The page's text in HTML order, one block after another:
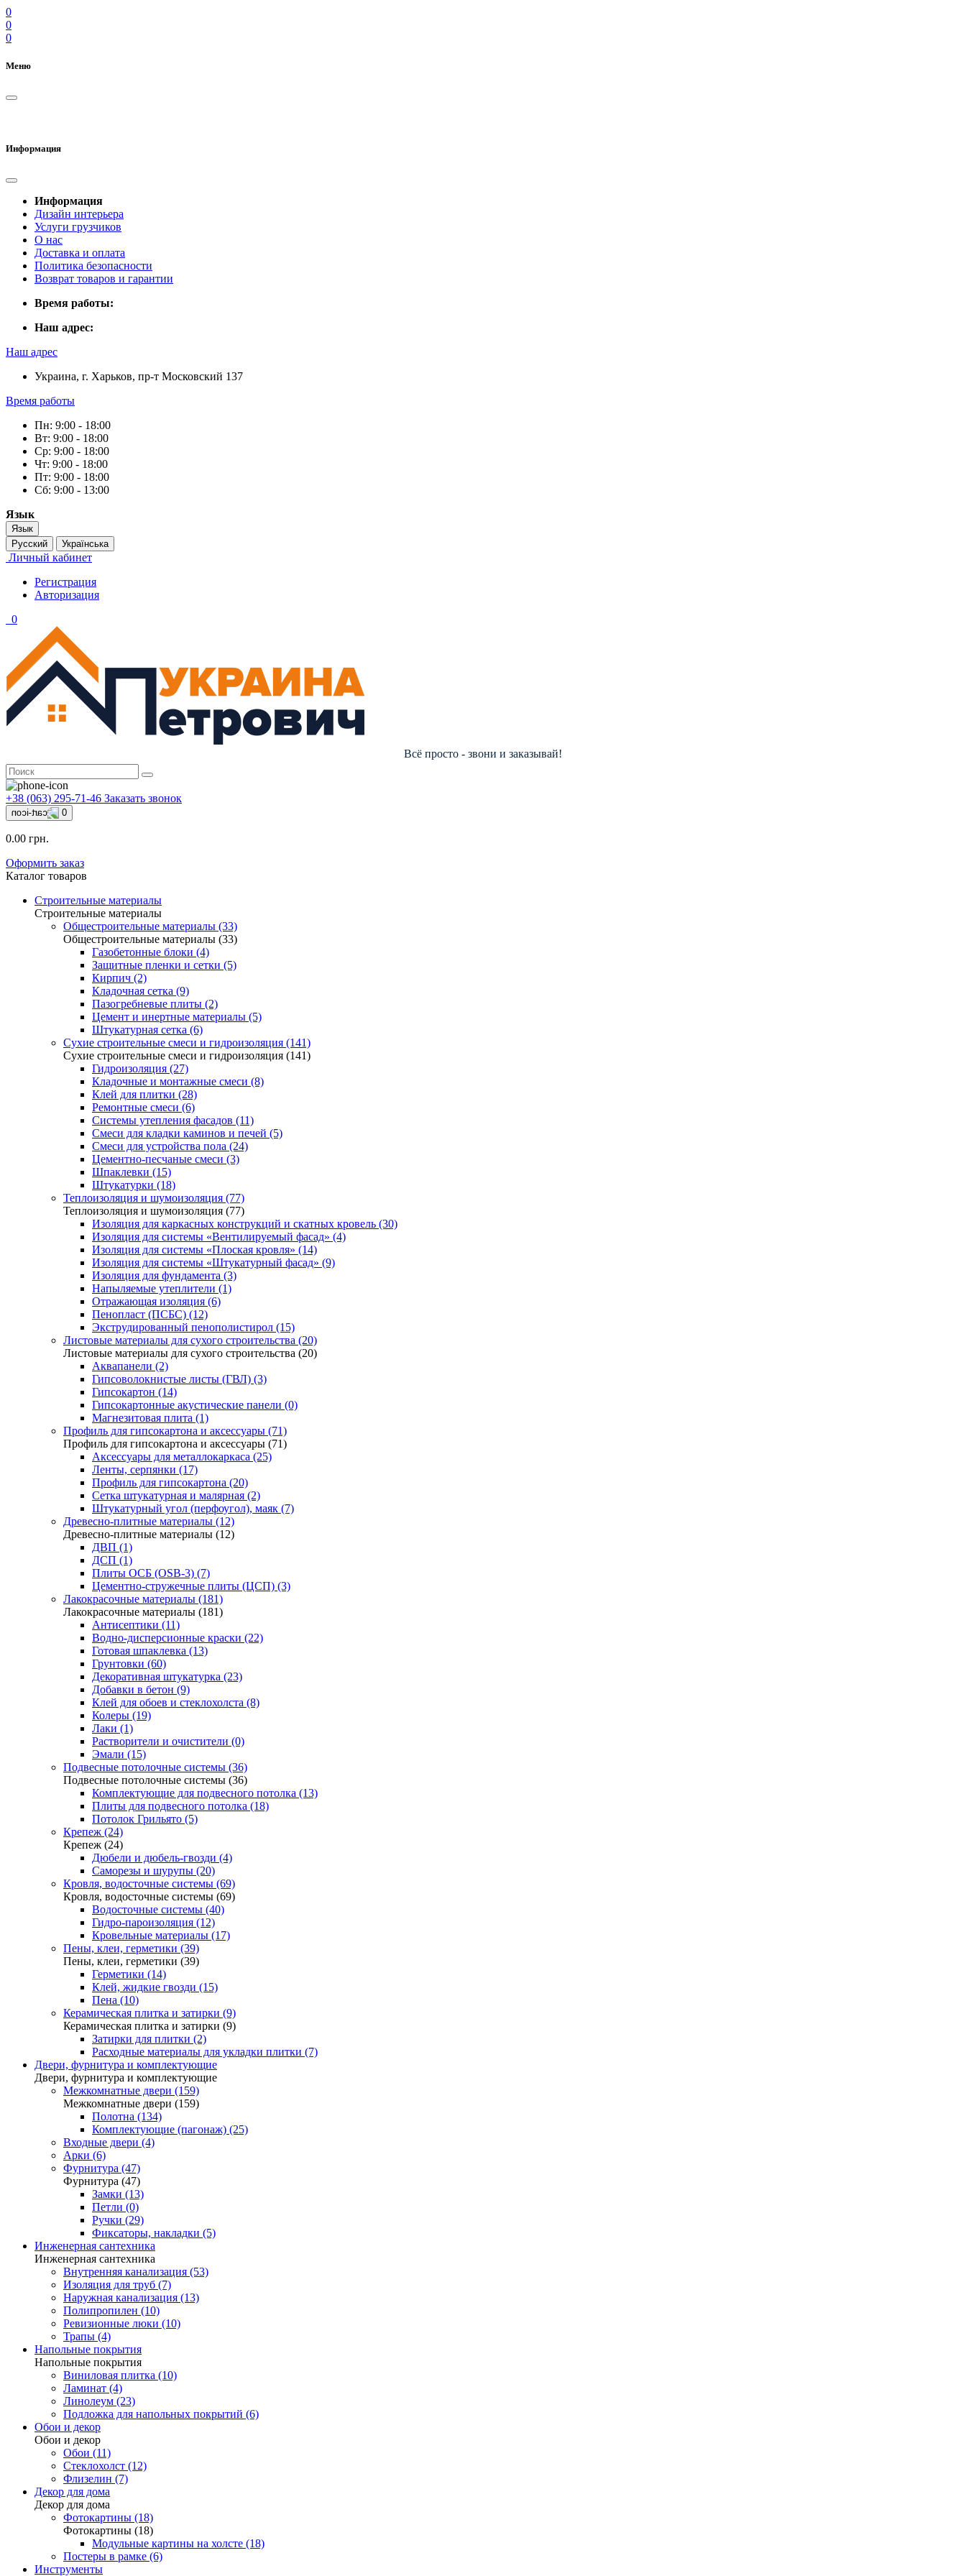
0
0
0
Меню
Информация
Информация
Дизайн интерьера
Услуги грузчиков
О нас
Доставка и оплата
Политика безопасности
Возврат товаров и гарантии
Время работы:
Наш адрес:
Наш адрес
Украина, г. Харьков, пр-т Московский 137
Время работы
Пн: 9:00 - 18:00
Вт: 9:00 - 18:00
Ср: 9:00 - 18:00
Чт: 9:00 - 18:00
Пт: 9:00 - 18:00
Сб: 9:00 - 13:00
Язык
Язык
Русский
Українська
Личный кабинет
Регистрация
Авторизация
0
Всё просто - звони и заказывай!
+38 (063) 295-71-46 Заказать звонок
0
0.00 грн.
Оформить заказ
Каталог товаров
Строительные материалы
Строительные материалы
Общестроительные материалы (33)
Общестроительные материалы (33)
Газобетонные блоки (4)
Защитные пленки и сетки (5)
Кирпич (2)
Кладочная сетка (9)
Пазогребневые плиты (2)
Цемент и инертные материалы (5)
Штукатурная сетка (6)
Сухие строительные смеси и гидроизоляция (141)
Сухие строительные смеси и гидроизоляция (141)
Гидроизоляция (27)
Кладочные и монтажные смеси (8)
Клей для плитки (28)
Ремонтные смеси (6)
Системы утепления фасадов (11)
Смеси для кладки каминов и печей (5)
Смеси для устройства пола (24)
Цементно-песчаные смеси (3)
Шпаклевки (15)
Штукатурки (18)
Теплоизоляция и шумоизоляция (77)
Теплоизоляция и шумоизоляция (77)
Изоляция для каркасных конструкций и скатных кровель (30)
Изоляция для системы «Вентилируемый фасад» (4)
Изоляция для системы «Плоская кровля» (14)
Изоляция для системы «Штукатурный фасад» (9)
Изоляция для фундамента (3)
Напыляемые утеплители (1)
Отражающая изоляция (6)
Пенопласт (ПСБС) (12)
Экструдированный пенополистирол (15)
Листовые материалы для сухого строительства (20)
Листовые материалы для сухого строительства (20)
Аквапанели (2)
Гипсоволокнистые листы (ГВЛ) (3)
Гипсокартон (14)
Гипсокартонные акустические панели (0)
Магнезитовая плита (1)
Профиль для гипсокартона и аксессуары (71)
Профиль для гипсокартона и аксессуары (71)
Аксессуары для металлокаркаса (25)
Ленты, серпянки (17)
Профиль для гипсокартона (20)
Сетка штукатурная и малярная (2)
Штукатурный угол (перфоугол), маяк (7)
Древесно-плитные материалы (12)
Древесно-плитные материалы (12)
ДВП (1)
ДСП (1)
Плиты ОСБ (OSB-3) (7)
Цементно-стружечные плиты (ЦСП) (3)
Лакокрасочные материалы (181)
Лакокрасочные материалы (181)
Антисептики (11)
Водно-дисперсионные краски (22)
Готовая шпаклевка (13)
Грунтовки (60)
Декоративная штукатурка (23)
Добавки в бетон (9)
Клей для обоев и стеклохолста (8)
Колеры (19)
Лаки (1)
Растворители и очистители (0)
Эмали (15)
Подвесные потолочные системы (36)
Подвесные потолочные системы (36)
Комплектующие для подвесного потолка (13)
Плиты для подвесного потолка (18)
Потолок Грильято (5)
Крепеж (24)
Крепеж (24)
Дюбели и дюбель-гвозди (4)
Саморезы и шурупы (20)
Кровля, водосточные системы (69)
Кровля, водосточные системы (69)
Водосточные системы (40)
Гидро-пароизоляция (12)
Кровельные материалы (17)
Пены, клеи, герметики (39)
Пены, клеи, герметики (39)
Герметики (14)
Клей, жидкие гвозди (15)
Пена (10)
Керамическая плитка и затирки (9)
Керамическая плитка и затирки (9)
Затирки для плитки (2)
Расходные материалы для укладки плитки (7)
Двери, фурнитура и комплектующие
Двери, фурнитура и комплектующие
Межкомнатные двери (159)
Межкомнатные двери (159)
Полотна (134)
Комплектующие (пагонаж) (25)
Входные двери (4)
Арки (6)
Фурнитура (47)
Фурнитура (47)
Замки (13)
Петли (0)
Ручки (29)
Фиксаторы, накладки (5)
Инженерная сантехника
Инженерная сантехника
Внутренняя канализация (53)
Изоляция для труб (7)
Наружная канализация (13)
Полипропилен (10)
Ревизионные люки (10)
Трапы (4)
Напольные покрытия
Напольные покрытия
Виниловая плитка (10)
Ламинат (4)
Линолеум (23)
Подложка для напольных покрытий (6)
Обои и декор
Обои и декор
Обои (11)
Стеклохолст (12)
Флизелин (7)
Декор для дома
Декор для дома
Фотокартины (18)
Фотокартины (18)
Модульные картины на холсте (18)
Постеры в рамке (6)
Инструменты